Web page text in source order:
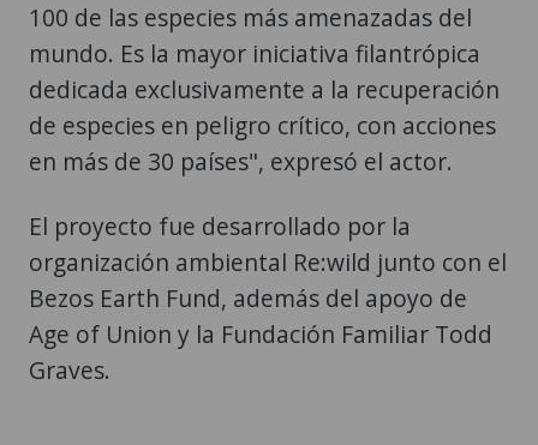
100 de las especies más amenazadas del
mundo. Es la mayor iniciativa filantrópica
dedicada exclusivamente a la recuperación
de especies en peligro crítico, con acciones
en más de 30 países", expresó el actor.
El proyecto fue desarrollado por la
organización ambiental Re:wild junto con el
Bezos Earth Fund, además del apoyo de
Age of Union y la Fundación Familiar Todd
Graves.